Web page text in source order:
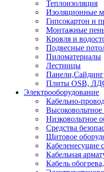
Теплоизоляция
Изоляционные
Гипсокартон и
Монтажные
Кровля и
Подвесные
Пиломатериалы
Лестницы
Панели,Сайдинг
Плиты OSB,
Электрооборудование
Кабельно-
Высоковольтное
Низковольтное
Средства
Щитовое
Кабеленесущие
Кабельная
Кабель